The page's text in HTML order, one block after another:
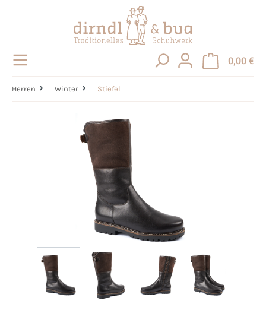
0,00 €
Herren Winter Stiefel
Bildergalerie überspringen